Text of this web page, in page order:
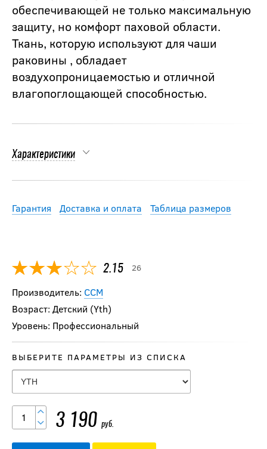
обеспечивающей не только максимальную
защиту, но комфорт паховой области.
Ткань, которую используют для чаши
раковины , обладает
воздухопроницаемостью и отличной
влагопоглощающей способностью.
Характеристики
Гарантия Доставка и оплата Таблица размеров
2.15 26
Производитель: CCM
Возраст: Детский (Yth)
Уровень: Профессиональный
ВЫБЕРИТЕ ПАРАМЕТРЫ ИЗ СПИСКА
3 190 руб.